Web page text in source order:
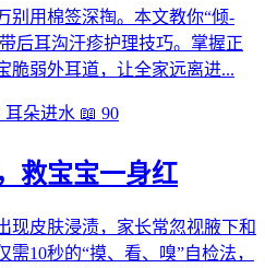
别用棉签深掏。本文教你“倾-
后耳沟汗疹护理技巧。掌握正
脆弱外耳道，让全家远离进...
朵进水 📖 90
救宝宝一身红
现皮肤浸渍，家长常忽视腋下和
10秒的“摸、看、嗅”自检法，